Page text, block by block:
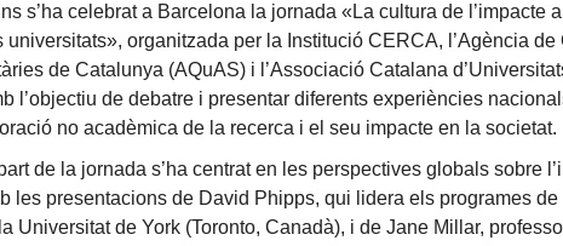
s’ha celebrat a Barcelona la jornada «La cultura de l’impacte
universitats», organitzada per la Institució CERCA, l’Agència
de Catalunya (AQuAS) i l’Associació Catalana
l’objectiu de debatre i presentar diferents experiències
no acadèmica de la recerca i el seu impacte en la societat.
de la jornada s’ha centrat en les perspectives globals sobre
les presentacions de David Phipps, qui lidera els programes
Universitat de York (Toronto, Canadà), i de Jane Millar,